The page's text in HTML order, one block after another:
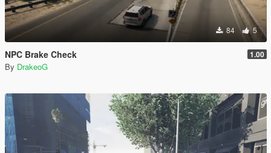
84 5
NPC Brake Check 1.00
By DrakeoG